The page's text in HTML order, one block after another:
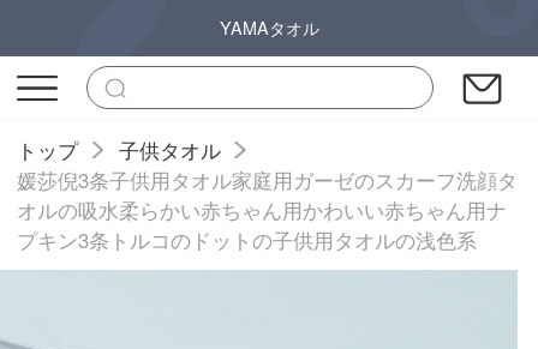
YAMAタオル
トップ
子供タオル
媛莎倪3条子供用タオル家庭用ガーゼのスカーフ洗顔タ
オルの吸水柔らかい赤ちゃん用かわいい赤ちゃん用ナ
プキン3条トルコのドットの子供用タオルの浅色系